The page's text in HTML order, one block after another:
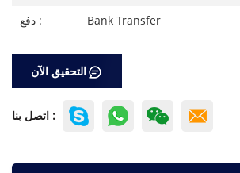
دفع :
Bank Transfer
التحقيق الآن
اتصل بنا :